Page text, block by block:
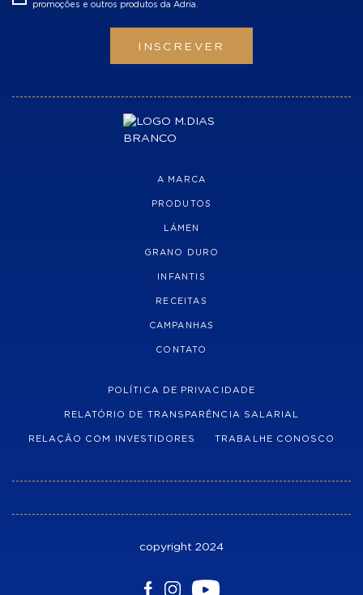
promoções e outros produtos da Adria.
INSCREVER
A MARCA
PRODUTOS
LÁMEN
GRANO DURO
INFANTIS
RECEITAS
CAMPANHAS
CONTATO
POLÍTICA DE PRIVACIDADE
RELATÓRIO DE TRANSPARÊNCIA SALARIAL
RELAÇÃO COM INVESTIDORES TRABALHE CONOSCO
copyright 2024